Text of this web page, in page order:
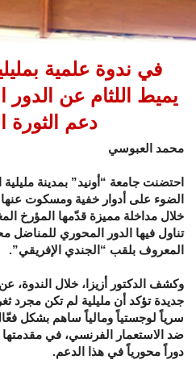
في ندوة علمية
يميط اللثام عن
دعم الثورة
محمد العبوسي
احتضنت جامعة “أونيد” بمدينة
الضوء على أدوار خفية ومسكوت
خلال مداخلة مميزة قدّمها المؤرخ
تناول فيها الدور المحوري للمناضل
المعروف بلقب “الجندي الإفريقي”.
وكشف الدكتور أزيزا، خلال الندوة،
جديدة تؤكد أن مليلية لم تكن مجرد
سرياً لوجستياً ومالياً ساهم بشكل
ضد الاستعمار الفرنسي، في
دوراً محورياً في هذا الدعم.